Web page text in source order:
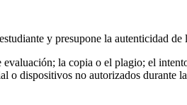
y presupone la autenticidad
la copia o el plagio; el
dispositivos no autorizados durante